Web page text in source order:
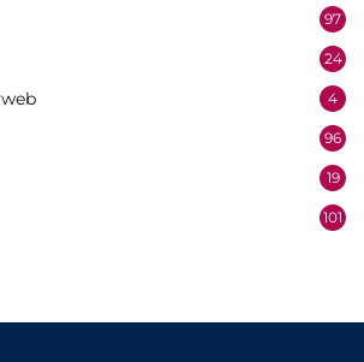
97
24
4
96
19
101